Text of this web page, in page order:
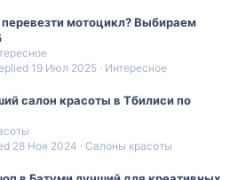
мотоцикл? Выбираем
Интересное
19 Июл 2025
салон красоты в Тбилиси по
Салоны красоты
28 Ноя 2024